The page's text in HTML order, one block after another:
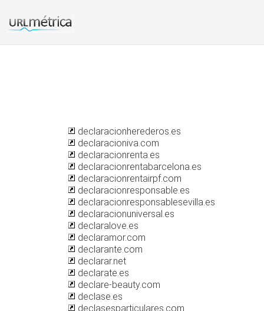
declaracionherederos.es
declaracioniva.com
declaracionrenta.es
declaracionrentabarcelona.es
declaracionrentairpf.com
declaracionresponsable.es
declaracionresponsablesevilla.es
declaracionuniversal.es
declaralove.es
declaramor.com
declarante.com
declarar.net
declarate.es
declare-beauty.com
declase.es
declasesparticulares.com